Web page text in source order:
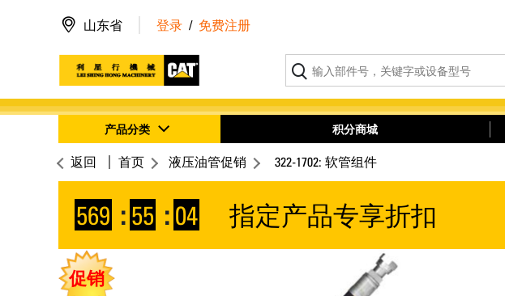
山东省 登录 / 免费注册
产品分类 积分商城
返回 首页 液压油管促销 322-1702: 软管组件
569 : 55 : 04 指定产品专享折扣
促销